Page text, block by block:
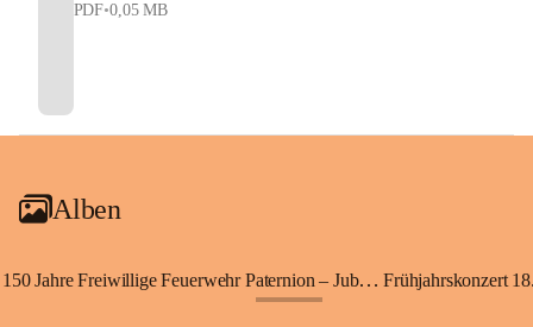
PDF•0,05 MB
Alben
150 Jahre Freiwillige Feuerwehr Paternion – Jubiläumsfest Frühjahrskonzert